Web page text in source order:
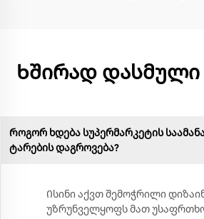
Ხშირად დასმული
Როგორ ხდება სუპერმარკეტის
ტარების დაგროვება?
Ისინი აქვთ შემოჭრილი
უზრუნველყოფს მათ